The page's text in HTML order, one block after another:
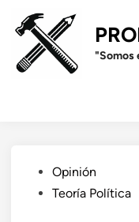
contenido
"Somos
Publicado
en
Opinión
Teoría Política